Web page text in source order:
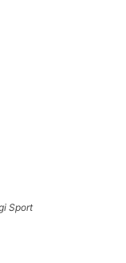
Sport